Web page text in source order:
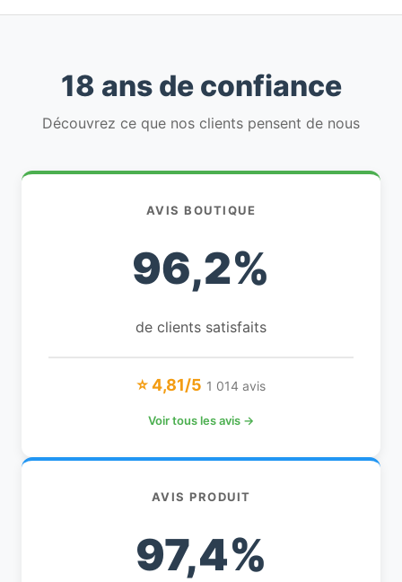
18 ans de confiance
Découvrez ce que nos clients pensent de nous
AVIS BOUTIQUE
96,2%
de clients satisfaits
⭐ 4,81/5 1 014 avis
Voir tous les avis →
AVIS PRODUIT
97,4%